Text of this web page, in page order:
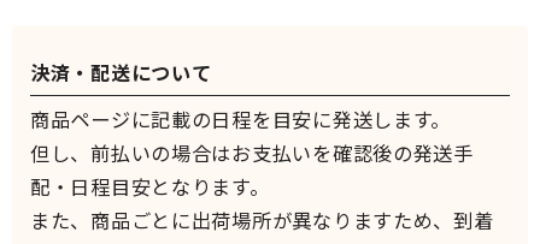
決済・配送について
商品ページに記載の日程を目安に発送します。
但し、前払いの場合はお支払いを確認後の発送手
配・日程目安となります。
また、商品ごとに出荷場所が異なりますため、到着